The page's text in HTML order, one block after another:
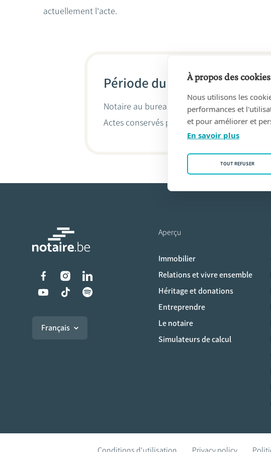
actuellement l'acte.
Période du 19/04/2018 au
Notaire au bureau Corinne Dupont et
Actes conservés par
Corinne Dupont
Liens vers les réseaux sociaux
Français
Aperçu
Immobilier
Relations et vivre ensemble
Héritage et donations
Entreprendre
Le notaire
Simulateurs de calcul
À propos des
Nous utilisons les
performances et
et pour améliorer et
En savoir plus
TOUT REFUSER